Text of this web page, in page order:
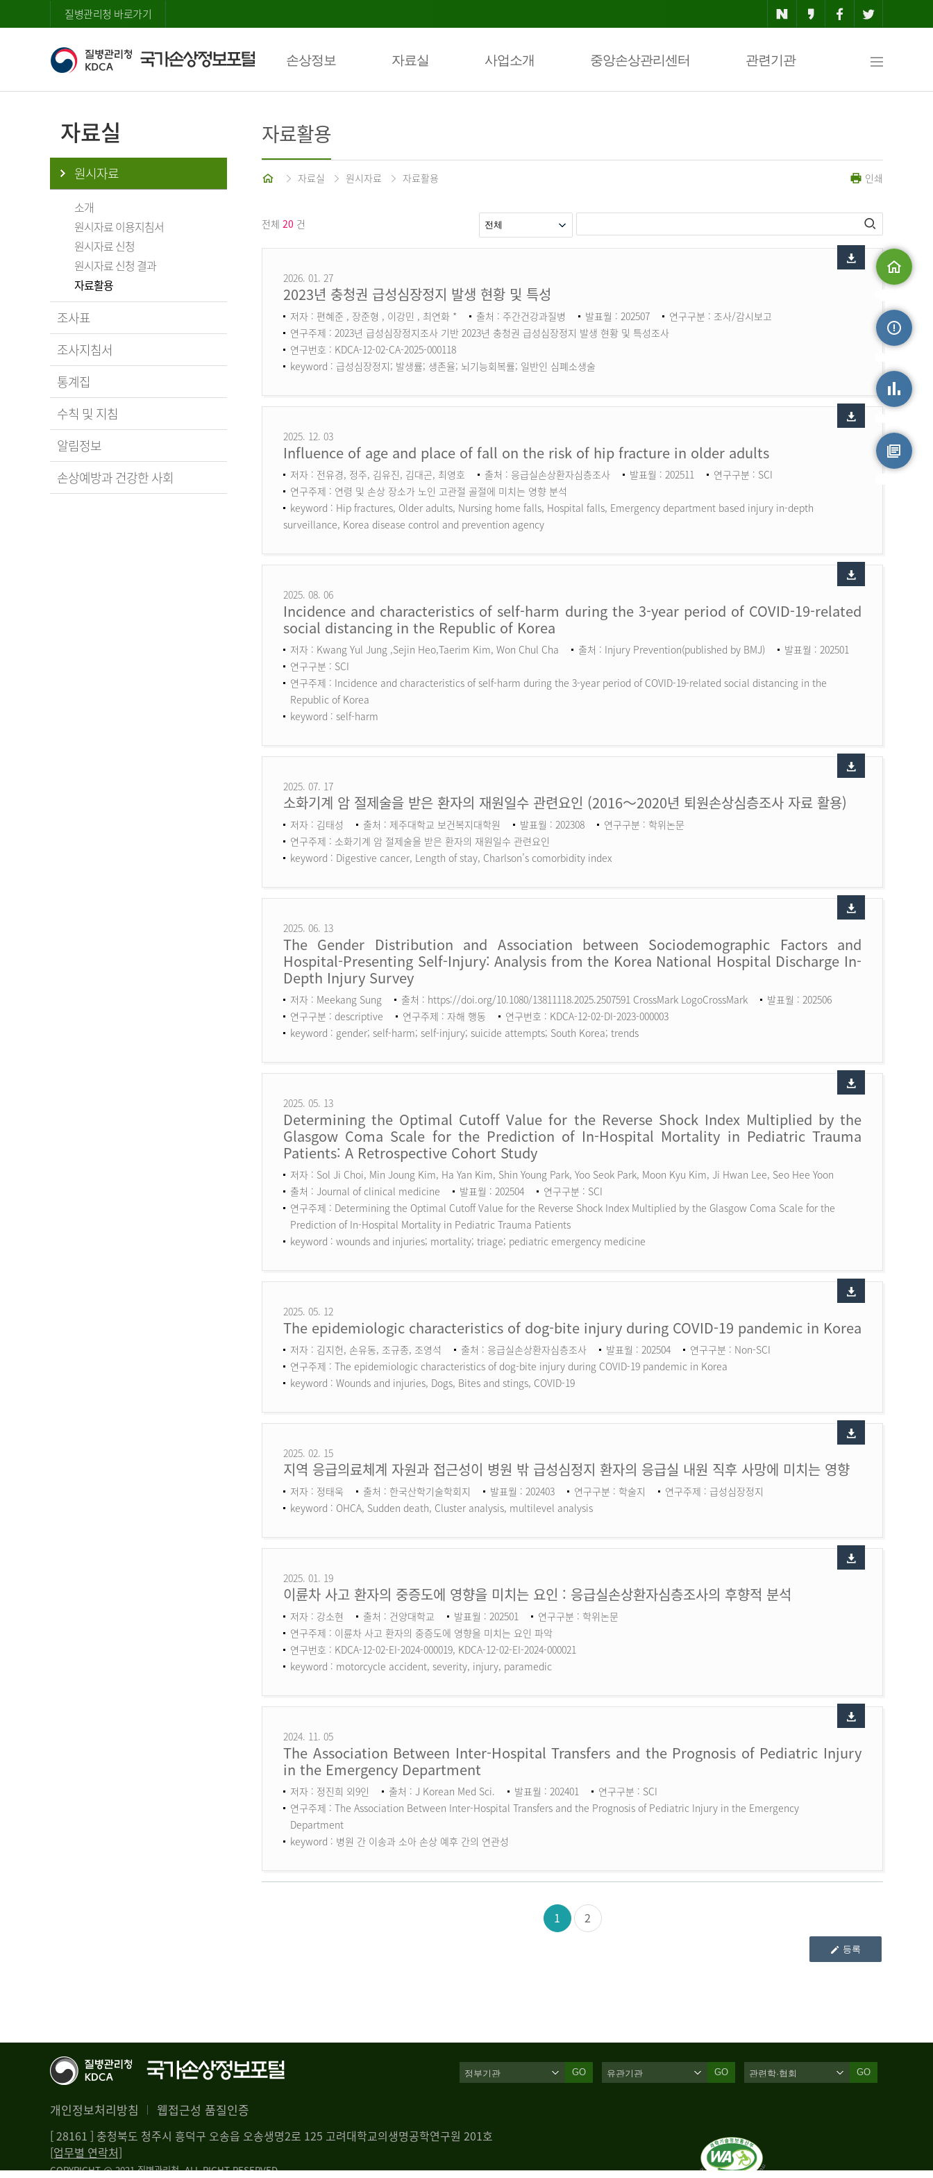
질병관리청 바로가기
손상정보 자료실 사업소개 중앙손상관리센터 관련기관
맵
자료실
원시자료
소개
원시자료 이용지침서
원시자료 신청
원시자료 신청 결과
자료활용
조사표
조사지침서
통계집
수칙 및 지침
알림정보
손상예방과 건강한 사회
자료활용
홈 자료실 원시자료 자료활용 인쇄
전체 20 건
2026. 01. 27
2023년 충청권 급성심장정지 발생 현황 및 특성
저자 : 편혜준 , 장준형 , 이강민 , 최연화 * 출처 : 주간건강과질병 발표월 : 202507
연구구분 : 조사/감시보고
연구주제 : 2023년 급성심장정지조사 기반 2023년 충청권 급성심장정지 발생 현황 및 특성조사
연구번호 : KDCA-12-02-CA-2025-000118
keyword : 급성심장정지; 발생률; 생존율; 뇌기능회복률; 일반인 심폐소생술
2025. 12. 03
Influence of age and place of fall on the risk of hip fracture in older adults
저자 : 전유경, 정주, 김유진, 김대곤, 최영호 출처 : 응급실손상환자심층조사 발표월 : 202511
연구구분 : SCI
연구주제 : 연령 및 손상 장소가 노인 고관절 골절에 미치는 영향 분석
keyword : Hip fractures, Older adults, Nursing home falls, Hospital falls, Emergency department based injury in-depth
surveillance, Korea disease control and prevention agency
2025. 08. 06
Incidence and characteristics of self-harm during the 3-year period of COVID-19-related
social distancing in the Republic of Korea
저자 : Kwang Yul Jung ,Sejin Heo,Taerim Kim, Won Chul Cha 출처 : Injury Prevention(published by BMJ)
발표월 : 202501
연구구분 : SCI
연구주제 : Incidence and characteristics of self-harm during the 3-year period of COVID-19-related social distancing in the
Republic of Korea
keyword : self-harm
2025. 07. 17
소화기계 암 절제술을 받은 환자의 재원일수 관련요인 (2016～2020년 퇴원손상심층조사 자료 활용)
저자 : 김태성 출처 : 제주대학교 보건복지대학원 발표월 : 202308
연구구분 : 학위논문
연구주제 : 소화기계 암 절제술을 받은 환자의 재원일수 관련요인
keyword : Digestive cancer, Length of stay, Charlson’s comorbidity index
2025. 06. 13
The Gender Distribution and Association between Sociodemographic Factors and
Hospital-Presenting Self-Injury: Analysis from the Korea National Hospital Discharge In-
Depth Injury Survey
저자 : Meekang Sung 출처 : https://doi.org/10.1080/13811118.2025.2507591 CrossMark LogoCrossMark
발표월 : 202506
연구구분 : descriptive
연구주제 : 자해 행동
연구번호 : KDCA-12-02-DI-2023-000003
keyword : gender; self-harm; self-injury; suicide attempts; South Korea; trends
2025. 05. 13
Determining the Optimal Cutoff Value for the Reverse Shock Index Multiplied by the
Glasgow Coma Scale for the Prediction of In-Hospital Mortality in Pediatric Trauma
Patients: A Retrospective Cohort Study
저자 : Sol Ji Choi, Min Joung Kim, Ha Yan Kim, Shin Young Park, Yoo Seok Park, Moon Kyu Kim, Ji Hwan Lee, Seo Hee Yoon
출처 : Journal of clinical medicine
발표월 : 202504
연구구분 : SCI
연구주제 : Determining the Optimal Cutoff Value for the Reverse Shock Index Multiplied by the Glasgow Coma Scale for the
Prediction of In-Hospital Mortality in Pediatric Trauma Patients
keyword : wounds and injuries; mortality; triage; pediatric emergency medicine
2025. 05. 12
The epidemiologic characteristics of dog-bite injury during COVID-19 pandemic in Korea
저자 : 김지헌, 손유동, 조규종, 조영석 출처 : 응급실손상환자심층조사 발표월 : 202504
연구구분 : Non-SCI
연구주제 : The epidemiologic characteristics of dog-bite injury during COVID-19 pandemic in Korea
keyword : Wounds and injuries, Dogs, Bites and stings, COVID-19
2025. 02. 15
지역 응급의료체계 자원과 접근성이 병원 밖 급성심정지 환자의 응급실 내원 직후 사망에 미치는 영향
저자 : 정태욱 출처 : 한국산학기술학회지 발표월 : 202403 연구구분 : 학술지
연구주제 : 급성심장정지
keyword : OHCA, Sudden death, Cluster analysis, multilevel analysis
2025. 01. 19
이륜차 사고 환자의 중증도에 영향을 미치는 요인 : 응급실손상환자심층조사의 후향적 분석
저자 : 강소현 출처 : 건양대학교 발표월 : 202501
연구구분 : 학위논문
연구주제 : 이륜차 사고 환자의 중증도에 영향을 미치는 요인 파악
연구번호 : KDCA-12-02-EI-2024-000019, KDCA-12-02-EI-2024-000021
keyword : motorcycle accident, severity, injury, paramedic
2024. 11. 05
The Association Between Inter-Hospital Transfers and the Prognosis of Pediatric Injury
in the Emergency Department
저자 : 정진희 외9인 출처 : J Korean Med Sci. 발표월 : 202401
연구구분 : SCI
연구주제 : The Association Between Inter-Hospital Transfers and the Prognosis of Pediatric Injury in the Emergency
Department
keyword : 병원 간 이송과 소아 손상 예후 간의 연관성
1 2
등록
개인정보처리방침 웹접근성 품질인증
GO GO GO
[ 28161 ] 충청북도 청주시 흥덕구 오송읍 오송생명2로 125 고려대학교의생명공학연구원 201호
[업무별 연락처]
COPYRIGHT @ 2021 질병관리청. ALL RIGHT RESERVED
손상정보
손상통계